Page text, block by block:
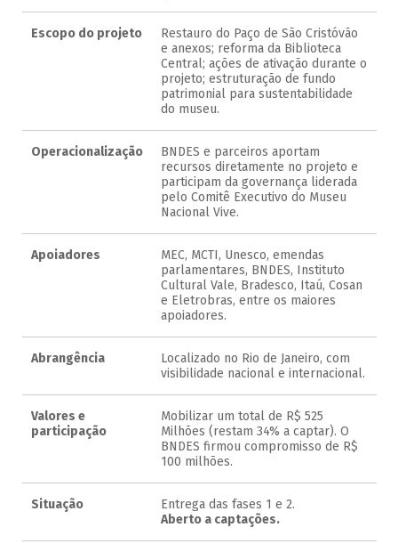
Escopo do projeto
Restauro do Paço de São Cristóvão
e anexos; reforma da Biblioteca
Central; ações de ativação durante o
projeto; estruturação de fundo
patrimonial para sustentabilidade
do museu.​
Operacionalização
BNDES e parceiros aportam
recursos diretamente no projeto e
participam da governança liderada
pelo Comitê Executivo do Museu
Nacional Vive​.
Apoiadores
MEC, MCTI, Unesco, emendas
parlamentares, BNDES, Instituto
Cultural Vale, Bradesco, Itaú, Cosan
e Eletrobras, entre os maiores
apoiadores.
Abrangência
Localizado no Rio de Janeiro, com
visibilidade nacional e internacional​.
Valores e
participação
Mobilizar um total de R$ 525
Milhões (restam 34% a captar). O
BNDES firmou compromisso de R$
100 milhões.
Situação
Entrega das fases 1 e 2.
Aberto a captações.